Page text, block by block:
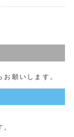
願いします。